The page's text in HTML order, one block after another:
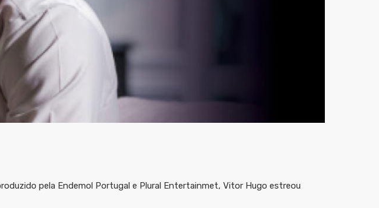
pela Endemol Portugal e Plural Entertainmet, Vitor Hugo estreou